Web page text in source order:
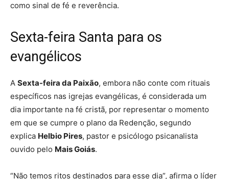
como sinal de fé e reverência.
Sexta-feira Santa para os
evangélicos
A Sexta-feira da Paixão, embora não conte com rituais
específicos nas igrejas evangélicas, é considerada um
dia importante na fé cristã, por representar o momento
em que se cumpre o plano da Redenção, segundo
explica Helbio Pires, pastor e psicólogo psicanalista
ouvido pelo Mais Goiás.
“Não temos ritos destinados para esse dia”, afirma o líder